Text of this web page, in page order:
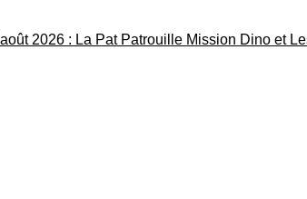
2026 : La Pat Patrouille Mission Dino et